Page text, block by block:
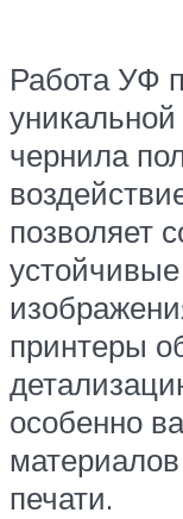
Работа УФ
уникальной
чернила
позволяет
принтеры
особенно
печати.